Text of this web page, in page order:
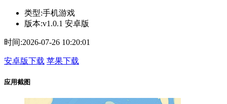
类型:手机游戏
版本:v1.0.1 安卓版
时间:2026-07-26 10:20:01
安卓版下载 苹果下载
应用截图